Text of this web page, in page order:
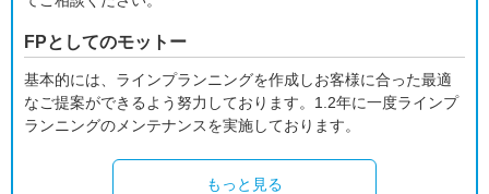
FPとしてのモットー
基本的には、ラインプランニングを作成しお客様に合った最適
なご提案ができるよう努力しております。1.2年に一度ラインプ
ランニングのメンテナンスを実施しております。
もっと見る